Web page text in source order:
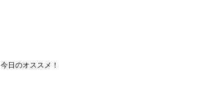
今日のオススメ！